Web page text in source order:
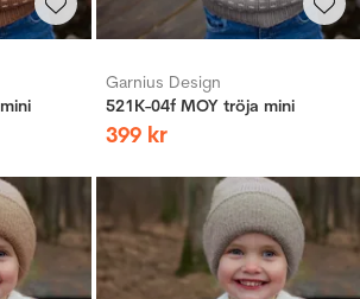
Garnius Design
521K-04f MOY tröja mini
399 kr